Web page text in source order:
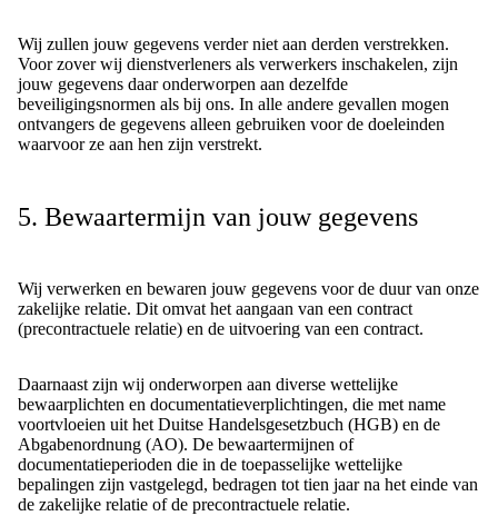
Wij zullen jouw gegevens verder niet aan derden verstrekken.
Voor zover wij dienstverleners als verwerkers inschakelen, zijn
jouw gegevens daar onderworpen aan dezelfde
beveiligingsnormen als bij ons. In alle andere gevallen mogen
ontvangers de gegevens alleen gebruiken voor de doeleinden
waarvoor ze aan hen zijn verstrekt.
5. Bewaartermijn van jouw gegevens
Wij verwerken en bewaren jouw gegevens voor de duur van onze
zakelijke relatie. Dit omvat het aangaan van een contract
(precontractuele relatie) en de uitvoering van een contract.
Daarnaast zijn wij onderworpen aan diverse wettelijke
bewaarplichten en documentatieverplichtingen, die met name
voortvloeien uit het Duitse Handelsgesetzbuch (HGB) en de
Abgabenordnung (AO). De bewaartermijnen of
documentatieperioden die in de toepasselijke wettelijke
bepalingen zijn vastgelegd, bedragen tot tien jaar na het einde van
de zakelijke relatie of de precontractuele relatie.